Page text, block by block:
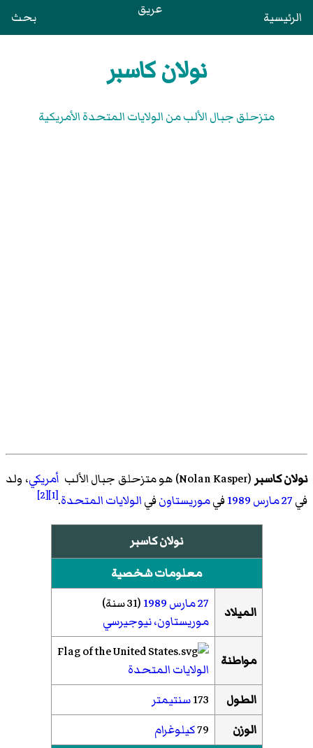
الرئيسية عريق بحث
نولان كاسبر
متزحلق جبال الألب من الولايات المتحدة الأمريكية
نولان كاسبر(
Nolan Kasper)‏ هومتزحلق جبال الألب أمريكي، ولد
في27 مارس 1989فيموريستاونفيالولايات المتحدة.
[1]
[2]
نولان كاسبر
معلومات شخصية
الميلاد 27 مارس 1989(31 سنة)
موريستاون، نيوجيرسي
مواطنة
الولايات المتحدة
الطول
173سنتيمتر
الوزن
79كيلوغرام